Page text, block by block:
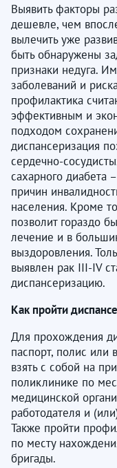
Выявить факторы
дешевле, чем
вылечить уже
быть обнаружены
признаки недуга.
заболеваний и
профилактика
эффективным и
подходом
диспансеризация
сердечно-
сахарного диабета
причин
населения. Кроме
позволит гораздо
лечение и в
выздоровления.
выявлен рак III-IV
диспансеризацию.
Как пройти
Для прохождения
паспорт, полис
взять с собой на
поликлинике по
медицинской
работодателя и
Также пройти
по месту
бригады.